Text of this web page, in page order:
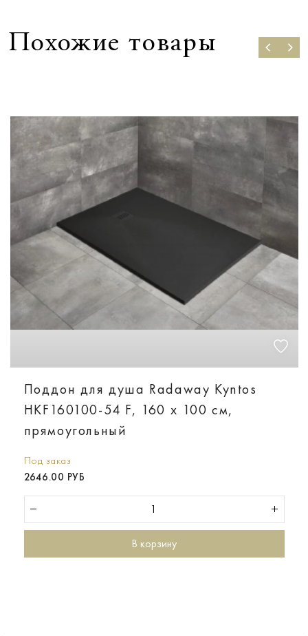
Похожие товары
Поддон для душа Radaway Kyntos
HKF160100-54 F, 160 x 100 см,
прямоугольный
Под заказ
2646.00 РУБ
В корзину